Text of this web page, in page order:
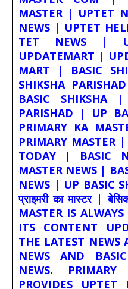
MASTER | UPTET
NEWS | UPTET
TET NEWS |
UPDATEMART |
MART | BASIC
SHIKSHA
BASIC SHIKSHA
PARISHAD | UP
PRIMARY KA
PRIMARY MASTER
TODAY | BASIC
MASTER NEWS |
NEWS | UP BASIC
प्राइमरी का मास्टर |
MASTER IS
ITS CONTENT
THE LATEST NEWS
NEWS AND
NEWS.
PROVIDES UPTET